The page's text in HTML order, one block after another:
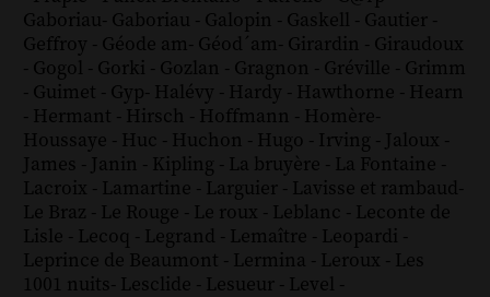
Gaboriau- Gaboriau - Galopin - Gaskell - Gautier -
Geffroy - Géode am- Géod´am- Girardin - Giraudoux
- Gogol - Gorki - Gozlan - Gragnon - Gréville - Grimm
- Guimet - Gyp- Halévy - Hardy - Hawthorne - Hearn
- Hermant - Hirsch - Hoffmann - Homère-
Houssaye - Huc - Huchon - Hugo - Irving - Jaloux -
James - Janin - Kipling - La bruyère - La Fontaine -
Lacroix - Lamartine - Larguier - Lavisse et rambaud-
Le Braz - Le Rouge - Le roux - Leblanc - Leconte de
Lisle - Lecoq - Legrand - Lemaître - Leopardi -
Leprince de Beaumont - Lermina - Leroux - Les
1001 nuits- Lesclide - Lesueur - Level -